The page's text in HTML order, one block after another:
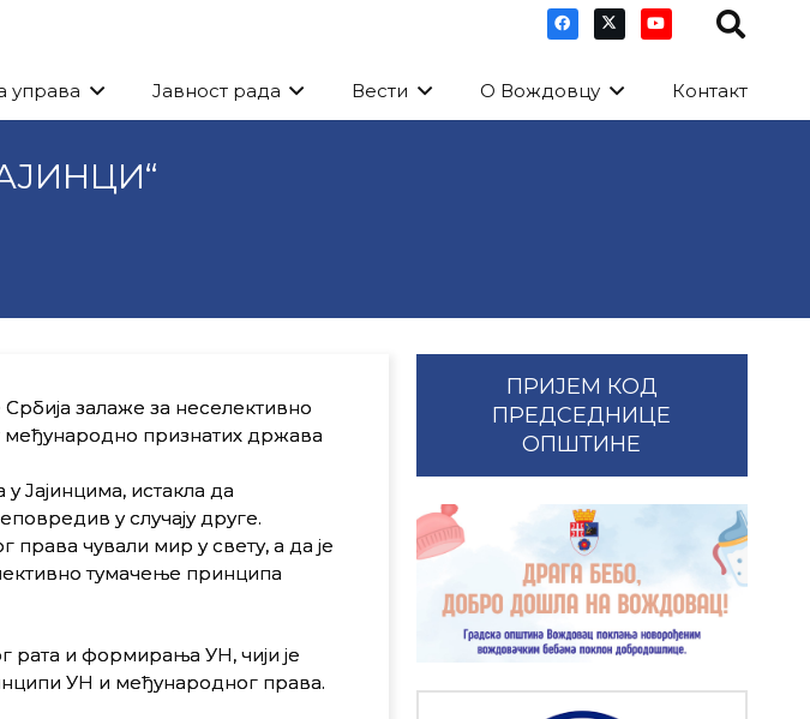
управа Јавност рада Вести О Вождовцу Контакт
Србија залаже за неселективно
међународно признатих држава
Јајинцима, истакла да
у случају друге.
права чували мир у свету, а да је
тумачење принципа
рата и формирања УН,чији је
УН и међународног права.
ПРИЈЕМ КОД
ПРЕДСЕДНИЦЕ
ОПШТИНЕ